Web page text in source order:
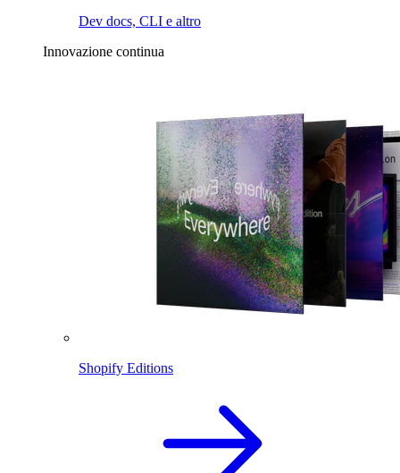
Dev docs, CLI e altro
Innovazione continua
Shopify Editions